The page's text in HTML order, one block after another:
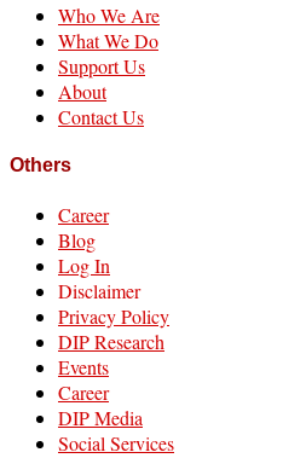
Who We Are
What We Do
Support Us
About
Contact Us
Others
Career
Blog
Log In
Disclaimer
Privacy Policy
DIP Research
Events
Career
DIP Media
Social Services